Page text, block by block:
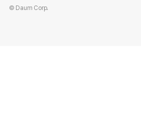
© Daum Corp.